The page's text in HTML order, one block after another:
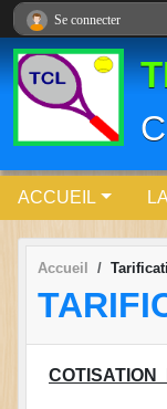
ACCUEIL
Accueil
Se connecter
Panneau de gestion